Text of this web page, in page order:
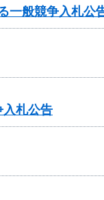
一般競争入札公
札公告